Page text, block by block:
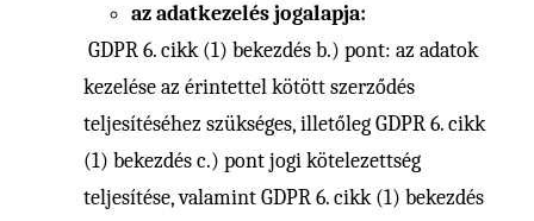
az adatkezelés jogalapja:
GDPR 6. cikk (1) bekezdés b.) pont: az adatok
kezelése az érintettel kötött szerződés
teljesítéséhez szükséges, illetőleg GDPR 6. cikk
(1) bekezdés c.) pont jogi kötelezettség
teljesítése, valamint GDPR 6. cikk (1) bekezdés